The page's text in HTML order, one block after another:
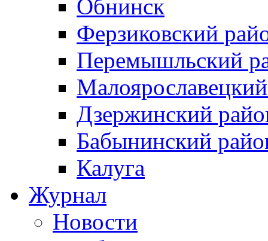
Обнинск
Ферзиковский
Перемышльский
Дзержинский
Бабынинский
Калуга
Журнал
Новости